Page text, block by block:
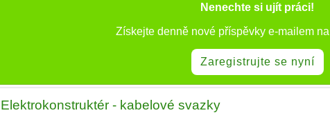
Nenechte si ujít práci!
Získejte denně nové příspěvky e-mailem
Zaregistrujte se nyní
Elektrokonstruktér - kabelové svazky